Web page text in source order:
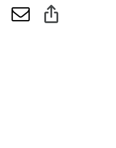
Pinterest
E-